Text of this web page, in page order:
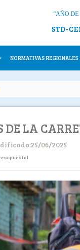
“AÑO
STD-
NORMATIVAS REGIONALES
DE LA
06/2025